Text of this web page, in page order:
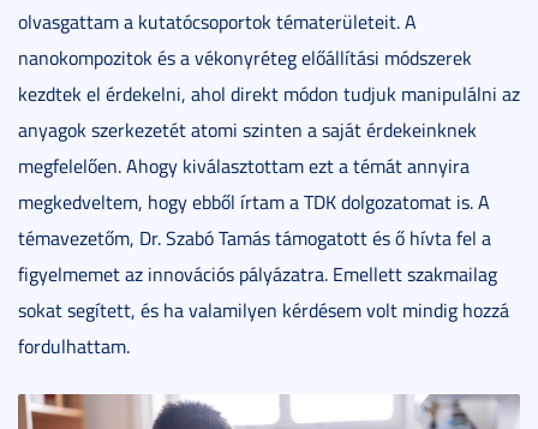
olvasgattam a kutatócsoportok tématerületeit. A
nanokompozitok és a vékonyréteg előállítási módszerek
kezdtek el érdekelni, ahol direkt módon tudjuk manipulálni az
anyagok szerkezetét atomi szinten a saját érdekeinknek
megfelelően. Ahogy kiválasztottam ezt a témát annyira
megkedveltem, hogy ebből írtam a TDK dolgozatomat is. A
témavezetőm, Dr. Szabó Tamás támogatott és ő hívta fel a
figyelmemet az innovációs pályázatra. Emellett szakmailag
sokat segített, és ha valamilyen kérdésem volt mindig hozzá
fordulhattam.